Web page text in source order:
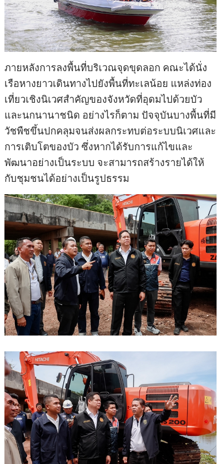
ภายหลังการลงพื้นที่บริเวณจุดขุดลอก คณะได้นั่ง
เรือหางยาวเดินทางไปยังพื้นที่ทะเลน้อย แหล่งท่อง
เที่ยวเชิงนิเวศสำคัญของจังหวัดที่อุดมไปด้วยบัว
และนกนานาชนิด อย่างไรก็ตาม ปัจจุบันบางพื้นที่มี
วัชพืชขึ้นปกคลุมจนส่งผลกระทบต่อระบบนิเวศและ
การเติบโตของบัว ซึ่งหากได้รับการแก้ไขและ
พัฒนาอย่างเป็นระบบ จะสามารถสร้างรายได้ให้
กับชุมชนได้อย่างเป็นรูปธรรม